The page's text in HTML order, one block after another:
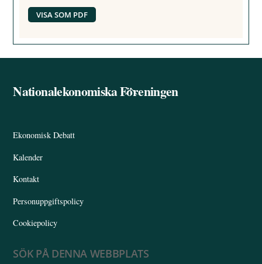
VISA SOM PDF
Back
Nationalekonomiska Föreningen
Ekonomisk Debatt
Kalender
Kontakt
Personuppgiftspolicy
Cookiepolicy
SÖK PÅ DENNA WEBBPLATS